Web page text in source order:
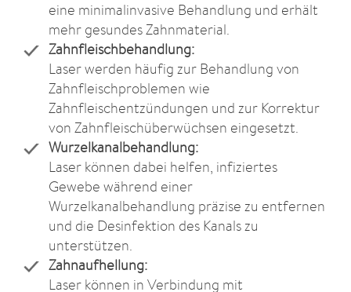
eine minimalinvasive Behandlung und erhält
mehr gesundes Zahnmaterial.
Zahnfleischbehandlung:
Laser werden häufig zur Behandlung von
Zahnfleischproblemen wie
Zahnfleischentzündungen und zur Korrektur
von Zahnfleischüberwüchsen eingesetzt.
Wurzelkanalbehandlung:
Laser können dabei helfen, infiziertes
Gewebe während einer
Wurzelkanalbehandlung präzise zu entfernen
und die Desinfektion des Kanals zu
unterstützen.
Zahnaufhellung:
Laser können in Verbindung mit